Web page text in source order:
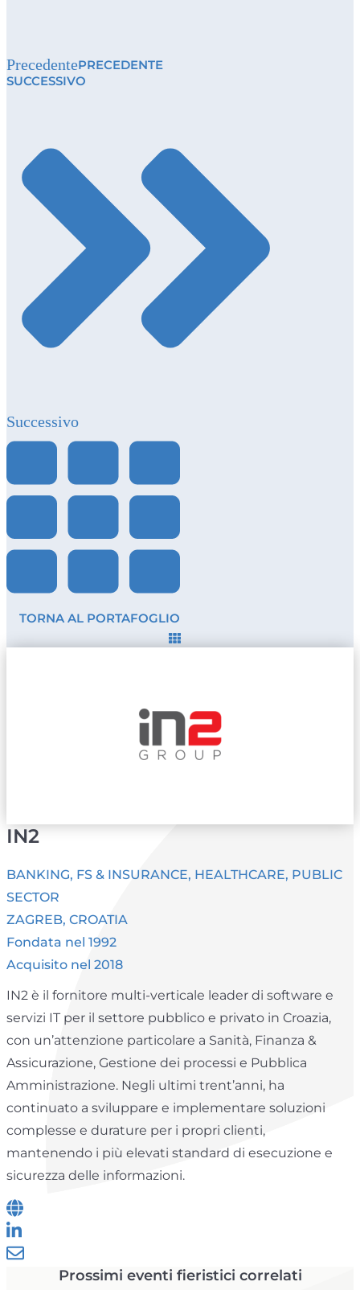
PrecedentePRECEDENTE
SUCCESSIVO
Successivo
TORNA AL PORTAFOGLIO
IN2
BANKING, FS & INSURANCE, HEALTHCARE, PUBLIC
SECTOR
ZAGREB, CROATIA
Fondata nel 1992
Acquisito nel 2018
IN2 è il fornitore multi-verticale leader di software e
servizi IT per il settore pubblico e privato in Croazia,
con un’attenzione particolare a Sanità, Finanza &
Assicurazione, Gestione dei processi e Pubblica
Amministrazione. Negli ultimi trent’anni, ha
continuato a sviluppare e implementare soluzioni
complesse e durature per i propri clienti,
mantenendo i più elevati standard di esecuzione e
sicurezza delle informazioni.
Prossimi eventi fieristici correlati